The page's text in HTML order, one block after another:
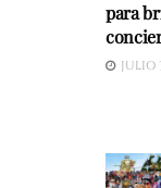
para
JULIO